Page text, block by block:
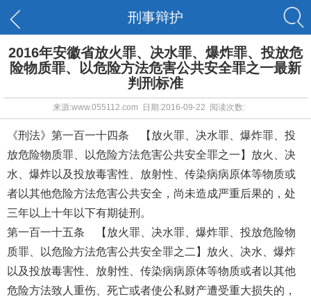
刑事辩护
2016年安徽省放火罪、决水罪、爆炸罪、投放危
险物质罪、以危险方法危害公共安全罪之一最新
判刑标准
来源:www.055112.com 日期:2016-09-22 阅读次数:
《刑法》第一百一十四条 【放火罪、决水罪、爆炸罪、投
放危险物质罪、以危险方法危害公共安全罪之一】放火、决
水、爆炸以及投放毒害性、放射性、传染病病原体等物质或
者以其他危险方法危害公共安全，尚未造成严重后果的，处
三年以上十年以下有期徒刑。
第一百一十五条 【放火罪、决水罪、爆炸罪、投放危险物
质罪、以危险方法危害公共安全罪之二】放火、决水、爆炸
以及投放毒害性、放射性、传染病病原体等物质或者以其他
危险方法致人重伤、死亡或者使公私财产遭受重大损失的，